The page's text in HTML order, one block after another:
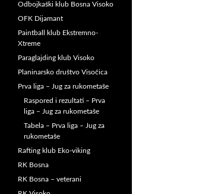
Odbojkaški klub Bosna Visoko
OFK Dijamant
Paintball klub Ekstremno-
Xtreme
Paraglajding klub Visoko
Planinarsko društvo Visočica
Prva liga – Jug za rukometaše
Raspored i rezultati – Prva
liga – Jug za rukometaše
Tabela – Prva liga – Jug za
rukometaše
Rafting klub Eko-viking
RK Bosna
RK Bosna – veterani